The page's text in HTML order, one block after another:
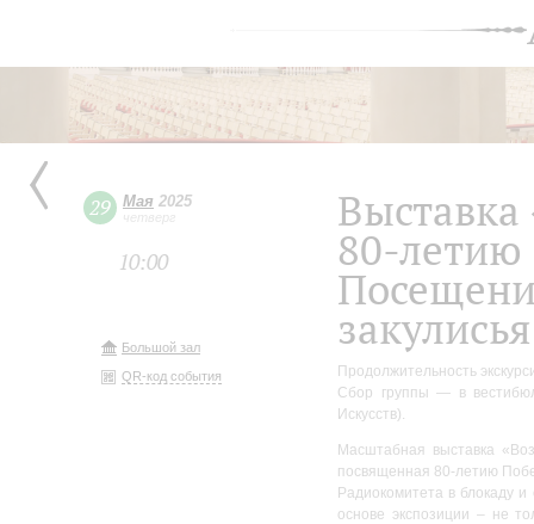
29 Мая 2025
четверг
10:00
Большой зал
QR-код события
80-
закулисья
Продолжительность
Сбор группы — в
Искусств).
Масштабная выставка
посвященная 80-летию
Радиокомитета в блокаду
основе экспозиции – не